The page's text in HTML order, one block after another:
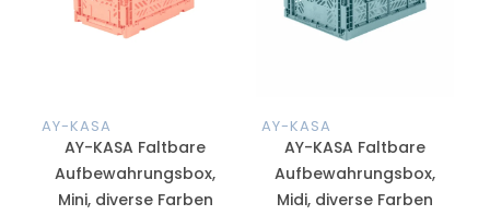
AY-KASA
AY-KASA Faltbare
Aufbewahrungsbox,
Mini, diverse Farben
AY-KASA
AY-KASA Faltbare
Aufbewahrungsbox,
Midi, diverse Farben